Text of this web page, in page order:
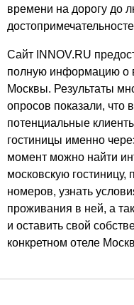
времени на дорогу до
Сайт INNOV.RU
полную информацию о
Москвы. Результаты
опросов показали, что
потенциальные
гостиницы именно
момент можно найти
московскую гостиницу,
номеров, узнать
проживания в ней, а
и оставить свой
конкретном отеле